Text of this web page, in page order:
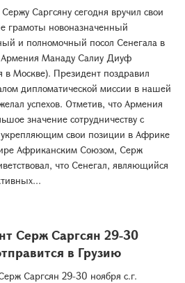
Саргсяну сегодня вручил свои
грамоты новоназначенный
и полномочный посол Сенегала в
Армения Манаду Салиу Диуф
в Москве). Президент поздравил
дипломатической миссии в нашей
успехов. Отметив, что Армения
значение сотрудничеству с
укрепляющим свои позиции в Африке
Африканским Союзом, Серж
что Сенегал, являющийся
Серж Саргсян 29-30
в Грузию
Саргсян 29-30 ноября с.г.